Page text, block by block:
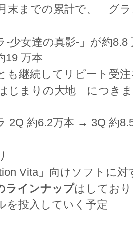
末までの累計で、「グ
-少女達の真影-」が約
19 万本
も継続してリピート受
じまりの大地」につき
2Q 約6.2万本 → 3Q 約
Vita」向けソフトに
ラインナップはしてお
を投入していく予定